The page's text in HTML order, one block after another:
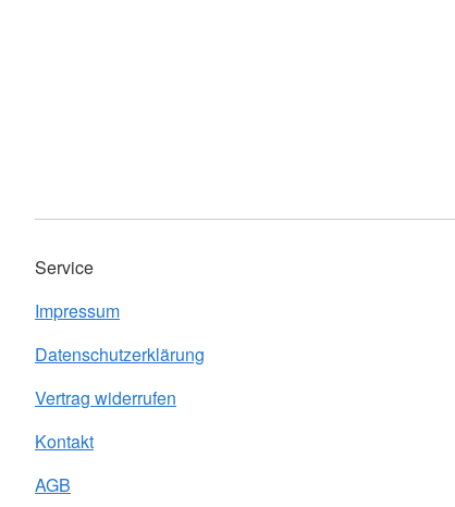
Service
Impressum
Datenschutzerklärung
Vertrag widerrufen
Kontakt
AGB